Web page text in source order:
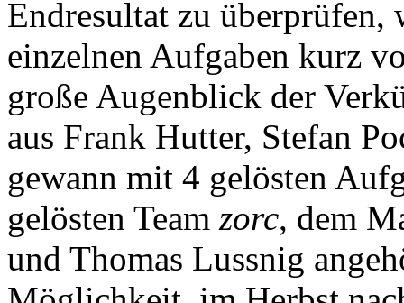
Endresultat zu überprüfen,
einzelnen Aufgaben kurz
große Augenblick der
aus Frank Hutter, Stefan
gewann mit 4 gelösten
gelösten Team zorc, dem
und Thomas Lussnig